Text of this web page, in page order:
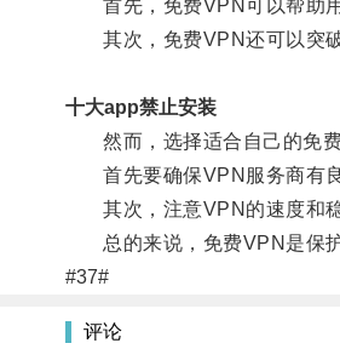
首先，免费VPN可以帮助用
其次，免费VPN还可以突破
十大app禁止安装
然而，选择适合自己的免费
首先要确保VPN服务商有良
其次，注意VPN的速度和稳
总的来说，免费VPN是保护
#37#
评论